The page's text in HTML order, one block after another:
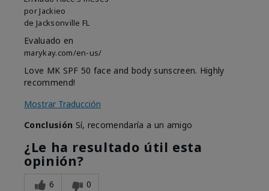
por Jackieo
de Jacksonville FL
Evaluado en
marykay.com/en-us/
Love MK SPF 50 face and body sunscreen. Highly
recommend!
Mostrar Traducción
Conclusión Sí, recomendaría a un amigo
¿Le ha resultado útil esta
opinión?
6 0